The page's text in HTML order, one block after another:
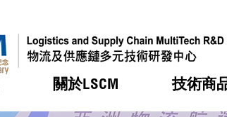
關於LSCM
機構簡介
技術商
服務
合作計劃
活動
會籍及服務